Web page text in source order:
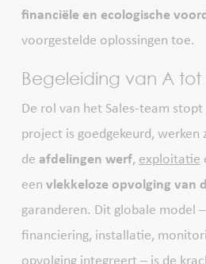
financiële en ecologische
voorgestelde oplossingen toe.
Begeleiding van A tot
De rol van het Sales-team
project is goedgekeurd, werken
de afdelingen werf, exploitatie
een vlekkeloze opvolging van
garanderen. Dit globale model
financiering, installatie,